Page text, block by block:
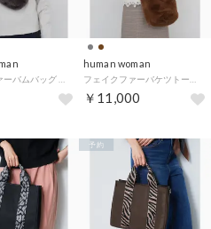
フェイクファーバムバッグ （グレー）
human woman
フェイクファーバケツトートバッグ （ブラウン）
￥11,000
予約